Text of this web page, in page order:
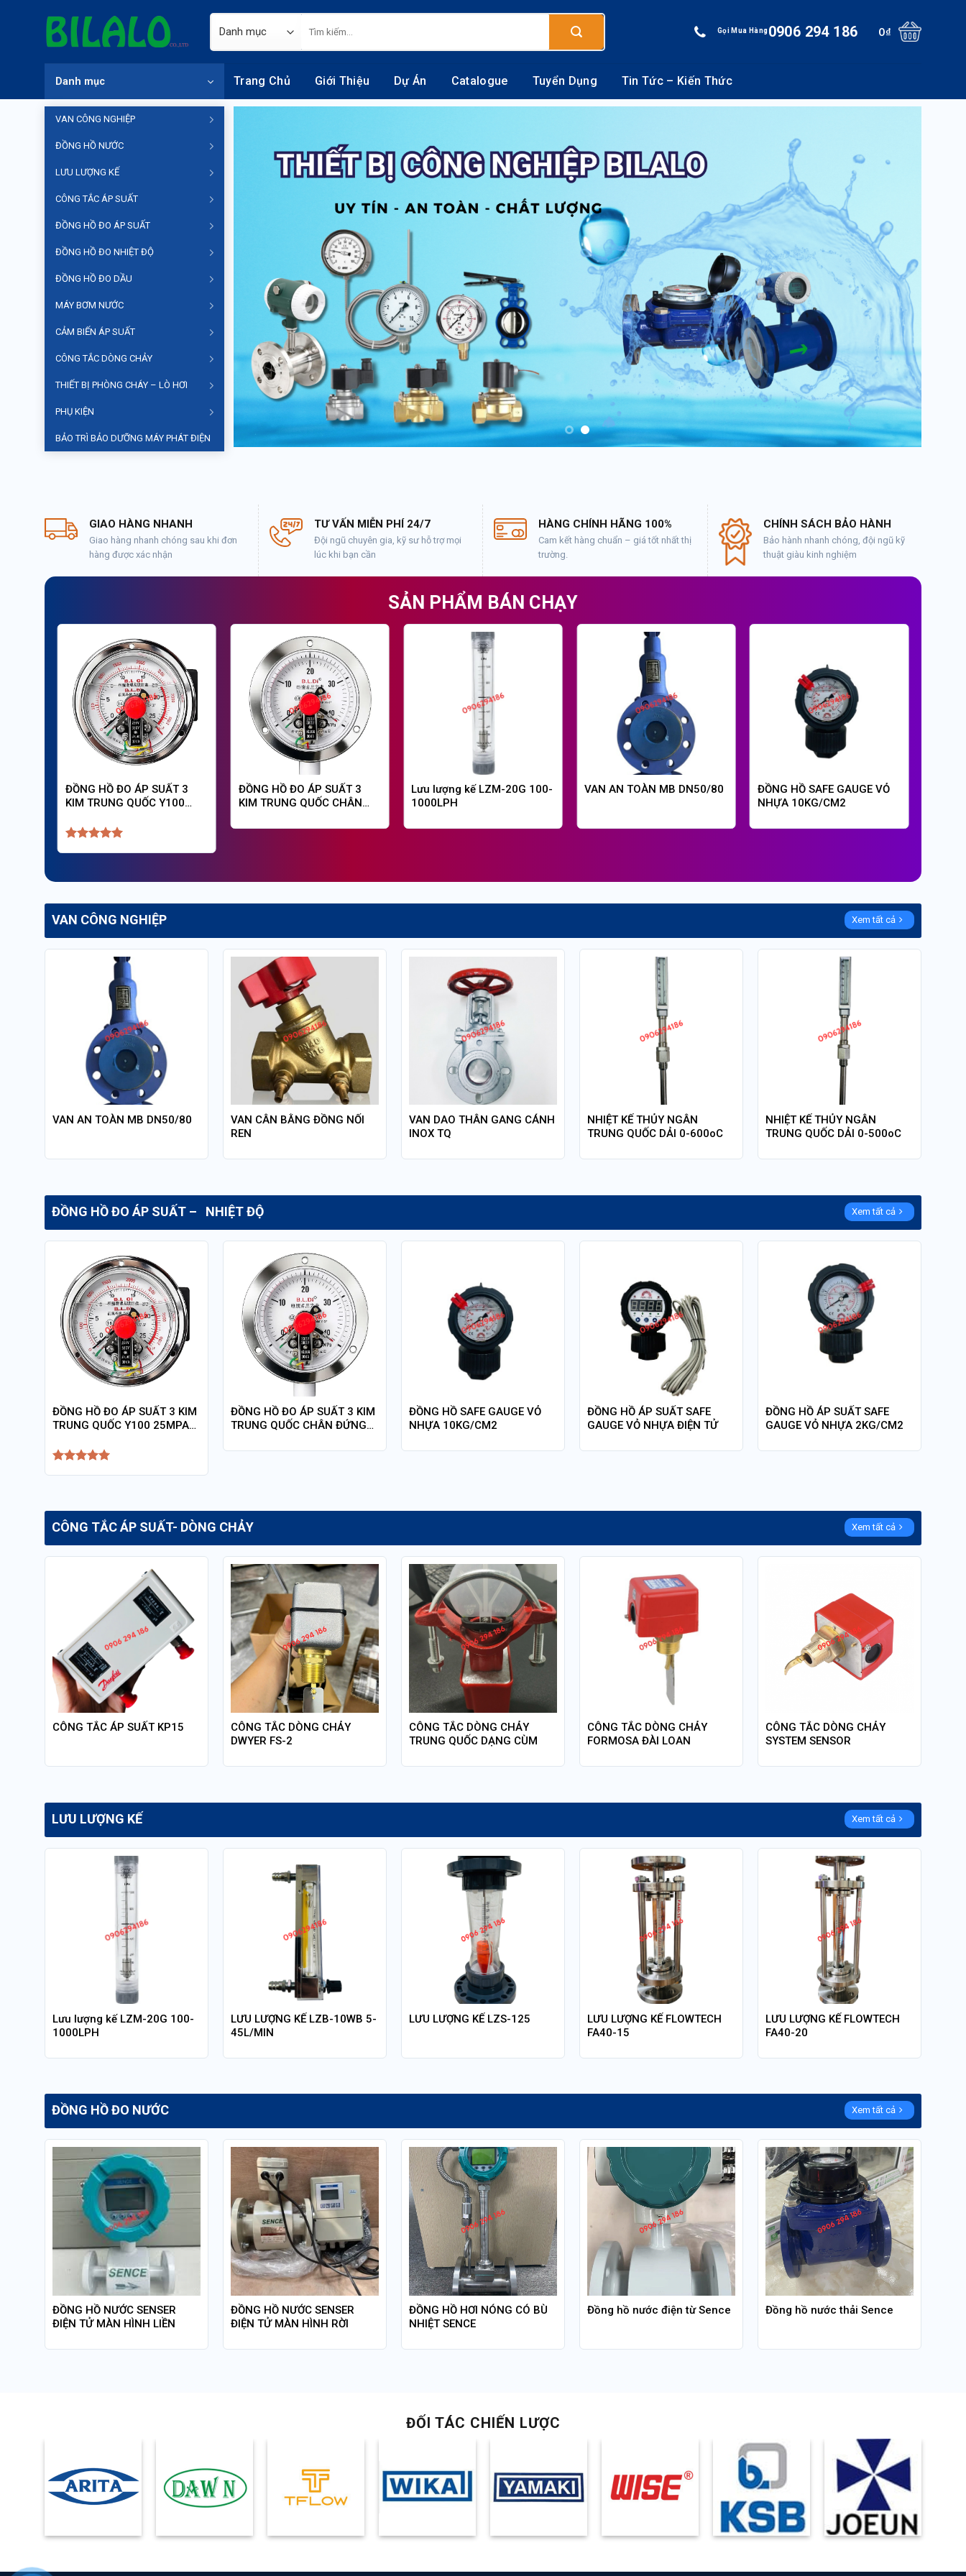
kiếm:
Gọi Mua Hàng0906 294 186 0₫
Danh mục
VAN CÔNG NGHIỆP
ĐỒNG HỒ NƯỚC
LƯU LƯỢNG KẾ
CÔNG TẮC ÁP SUẤT
ĐỒNG HỒ ĐO ÁP SUẤT
ĐỒNG HỒ ĐO NHIỆT ĐỘ
ĐỒNG HỒ ĐO DẦU
MÁY BƠM NƯỚC
CẢM BIẾN ÁP SUẤT
CÔNG TẮC DÒNG CHẢY
THIẾT BỊ PHÒNG CHÁY – LÒ HƠI
PHỤ KIỆN
BẢO TRÌ BẢO DƯỠNG MÁY PHÁT ĐIỆN
Trang Chủ Giới Thiệu Dự Án Catalogue Tuyển Dụng Tin Tức – Kiến Thức
GIAO HÀNG NHANH
Giao hàng nhanh chóng sau khi đơn
hàng được xác nhận
TƯ VẤN MIỄN PHÍ 24/7
Đội ngũ chuyên gia, kỹ sư hỗ trợ mọi
lúc khi bạn cần
HÀNG CHÍNH HÃNG 100%
Cam kết hàng chuẩn – giá tốt nhất thị
trường.
CHÍNH SÁCH BẢO HÀNH
Bảo hành nhanh chóng, đội ngũ kỹ
thuật giàu kinh nghiệm
SẢN PHẨM BÁN CHẠY
ĐỒNG HỒ ĐO ÁP SUẤT 3
KIM TRUNG QUỐC Y100
Được xếp
ĐỒNG HỒ ĐO ÁP SUẤT 3
KIM TRUNG QUỐC CHÂN
VÀNH
Lưu lượng kế LZM-20G 100-
1000LPH
VAN AN TOÀN MB DN50/80
ĐỒNG HỒ SAFE GAUGE VỎ
NHỰA 10KG/CM2
VAN CÔNG NGHIỆP Xem tất cả
VAN AN TOÀN MB DN50/80
VAN CÂN BẰNG ĐỒNG NỐI
REN
VAN DAO THÂN GANG CÁNH
INOX TQ
NHIỆT KẾ THỦY NGÂN
TRUNG QUỐC DẢI 0-600oC
NHIỆT KẾ THỦY NGÂN
TRUNG QUỐC DẢI 0-500oC
ĐỒNG HỒ ĐO ÁP SUẤT – NHIỆT ĐỘ Xem tất cả
ĐỒNG HỒ ĐO ÁP SUẤT 3 KIM
TRUNG QUỐC Y100 25MPA
ĐỒNG HỒ ĐO ÁP SUẤT 3 KIM
TRUNG QUỐC CHÂN ĐỨNG
ĐỒNG HỒ SAFE GAUGE VỎ
NHỰA 10KG/CM2
ĐỒNG HỒ ÁP SUẤT SAFE
GAUGE VỎ NHỰA ĐIỆN TỬ
ĐỒNG HỒ ÁP SUẤT SAFE
GAUGE VỎ NHỰA 2KG/CM2
CÔNG TẮC ÁP SUẤT- DÒNG CHẢY Xem tất cả
CÔNG TẮC ÁP SUẤT KP15
CÔNG TẮC DÒNG CHẢY
DWYER FS-2
CÔNG TẮC DÒNG CHẢY
TRUNG QUỐC DẠNG CÙM
CÔNG TẮC DÒNG CHẢY
FORMOSA ĐÀI LOAN
CÔNG TẮC DÒNG CHẢY
SYSTEM SENSOR
LƯU LƯỢNG KẾ Xem tất cả
Lưu lượng kế LZM-20G 100-
1000LPH
LƯU LƯỢNG KẾ LZB-10WB 5-
45L/MIN
LƯU LƯỢNG KẾ LZS-125
LƯU LƯỢNG KẾ FLOWTECH
FA40-15
LƯU LƯỢNG KẾ FLOWTECH
FA40-20
ĐỒNG HỒ ĐO NƯỚC Xem tất cả
ĐỒNG HỒ NƯỚC SENSER
ĐIỆN TỬ MÀN HÌNH LIỀN
ĐỒNG HỒ NƯỚC SENSER
ĐIỆN TỬ MÀN HÌNH RỜI
ĐỒNG HỒ HƠI NÓNG CÓ BÙ
NHIỆT SENCE
Đồng hồ nước điện từ Sence Đồng hồ nước thải Sence
ĐỐI TÁC CHIẾN LƯỢC